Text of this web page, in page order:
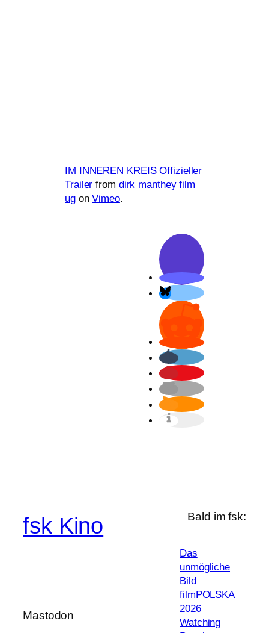
IM INNEREN KREISOffizieller
Trailer from dirk man­they film
ugonVimeo.
fsk Kino
Mastodon
Bald im fsk:
Das
unmögliche
Bild
filmPOLSKA
2026
Watching